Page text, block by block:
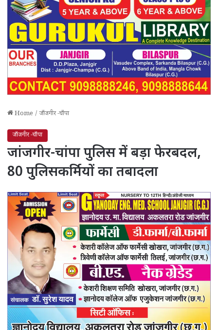
Home / जाँजगीर -चाँपा
जाँजगीर -चाँपा
जांजगीर-चांपा पुलिस में बड़ा फेरबदल,
80 पुलिसकर्मियों का तबादला